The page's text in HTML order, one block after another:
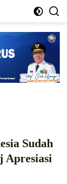
Sudah
Apresiasi